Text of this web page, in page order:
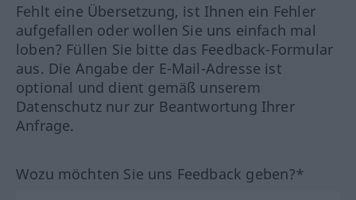
Fehlt eine Übersetzung, ist Ihnen ein Fehler
aufgefallen oder wollen Sie uns einfach mal
loben? Füllen Sie bitte das Feedback-Formular
aus. Die Angabe der E-Mail-Adresse ist
optional und dient gemäß unserem
Datenschutz nur zur Beantwortung Ihrer
Anfrage.
Wozu möchten Sie uns Feedback geben?*